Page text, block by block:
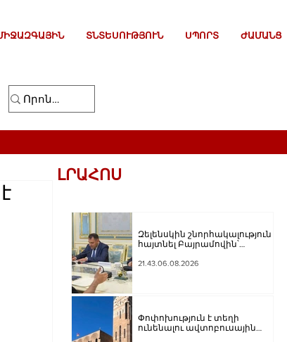
ՏՆՏԵՍՈՒԹՅՈՒՆ ՍՊՈՐՏ ԺԱՄԱՆՑ
ԼՐԱՀՈՍ
Զելենսկին շնորհակալություն է
հայտնել Բայրամովին՝
հումանիտար աջակցության,
21.43.06.08.2026
Փոփոխություն է տեղի
ունենալու ավտոբուսային